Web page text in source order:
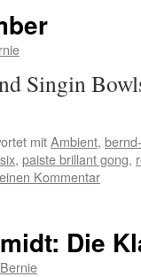
Singin
mitAmbient,
, paiste brillant gong,
Kommentar
Die
Bernie